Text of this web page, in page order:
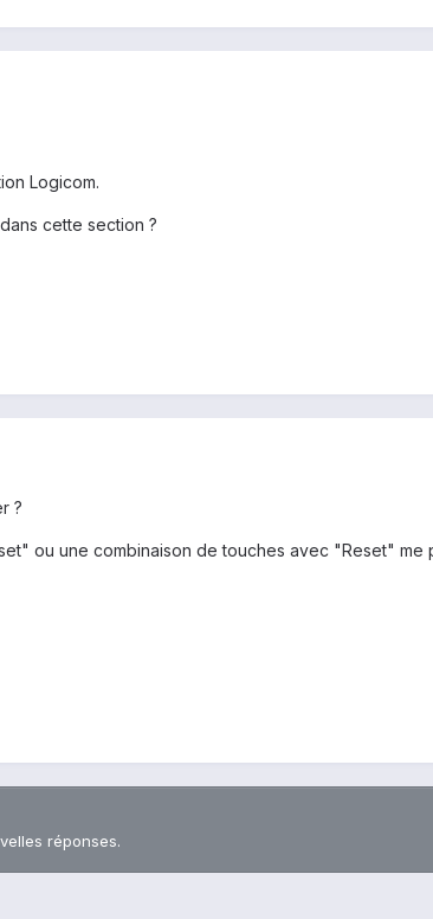
Logicom.
cette section ?
?
ou une combinaison de touches avec "Reset" me
réponses.